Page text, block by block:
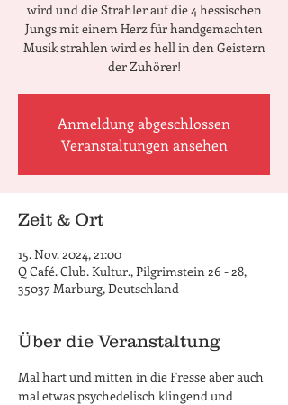
wird und die Strahler auf die 4 hessischen
Jungs mit einem Herz für handgemachten
Musik strahlen wird es hell in den Geistern
Anmeldung abgeschlossen
Veranstaltungen ansehen
Zeit & Ort
15. Nov. 2024, 21:00
Q Café. Club. Kultur., Pilgrimstein 26 - 28,
35037 Marburg, Deutschland
Über die Veranstaltung
Mal hart und mitten in die Fresse aber auch
mal etwas psychedelisch klingend und